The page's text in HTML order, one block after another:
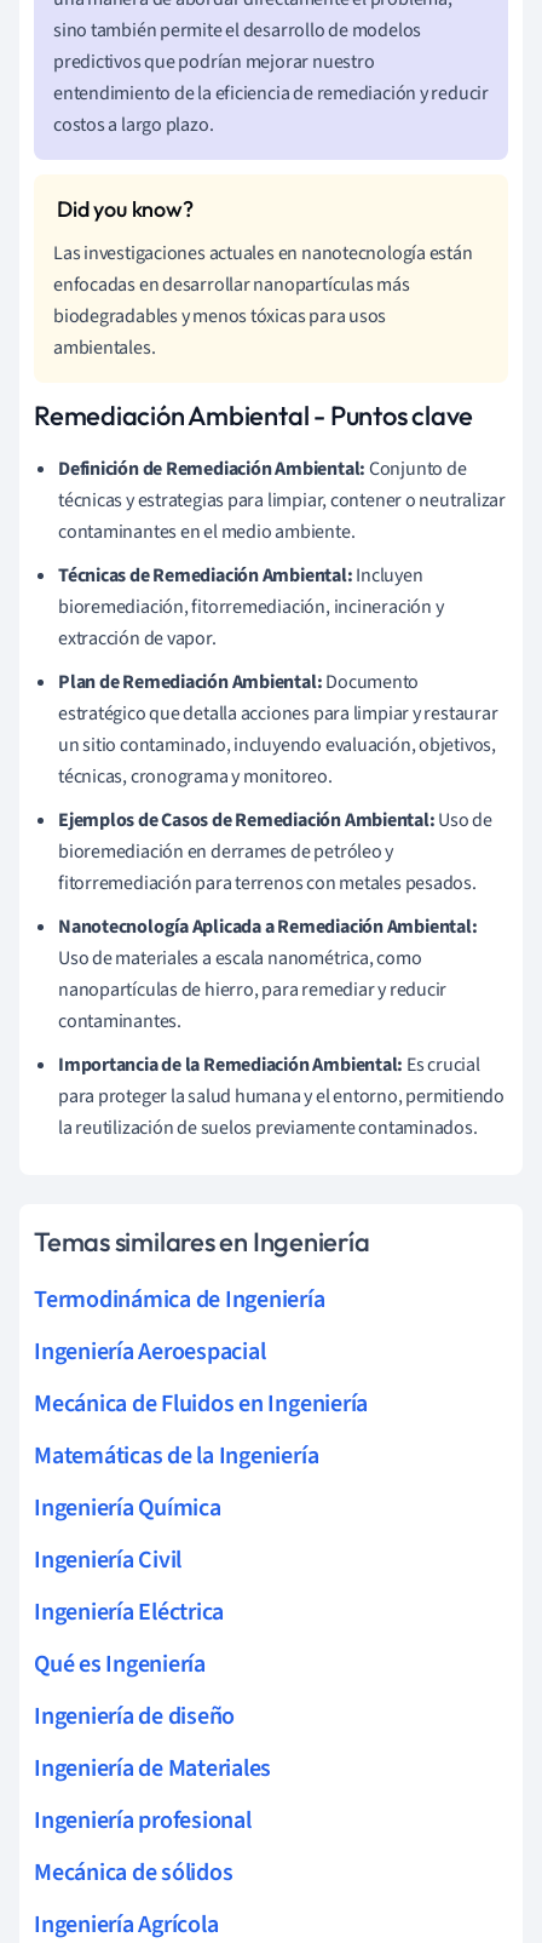
sino también permite el desarrollo de modelos
predictivos que podrían mejorar nuestro
entendimiento de la eficiencia de remediación y reducir
costos a largo plazo.
Las investigaciones actuales en nanotecnología están
enfocadas en desarrollar nanopartículas más
biodegradables y menos tóxicas para usos
ambientales.
Remediación Ambiental - Puntos clave
Definición de Remediación Ambiental:Conjunto de
técnicas y estrategias para limpiar, contener o neutralizar
contaminantes en el medio ambiente.
Técnicas de Remediación Ambiental:Incluyen
bioremediación, fitorremediación, incineración y
extracción de vapor.
Plan de Remediación Ambiental:Documento
estratégico que detalla acciones para limpiar y restaurar
un sitio contaminado, incluyendo evaluación, objetivos,
técnicas, cronograma y monitoreo.
Ejemplos de Casos de Remediación Ambiental:Uso de
bioremediación en derrames de petróleo y
fitorremediación para terrenos con metales pesados.
Nanotecnología Aplicada a Remediación Ambiental:
Uso de materiales a escala nanométrica, como
nanopartículas de hierro, para remediar y reducir
contaminantes.
Importancia de la Remediación Ambiental: Es crucial
para proteger la salud humana y el entorno, permitiendo
la reutilización de suelos previamente contaminados.
Temas similares en Ingeniería
Termodinámica de Ingeniería
Ingeniería Aeroespacial
Mecánica de Fluidos en Ingeniería
Matemáticas de la Ingeniería
Ingeniería Química
Ingeniería Civil
Ingeniería Eléctrica
Qué es Ingeniería
Ingeniería de diseño
Ingeniería de Materiales
Ingeniería profesional
Mecánica de sólidos
Ingeniería Agrícola